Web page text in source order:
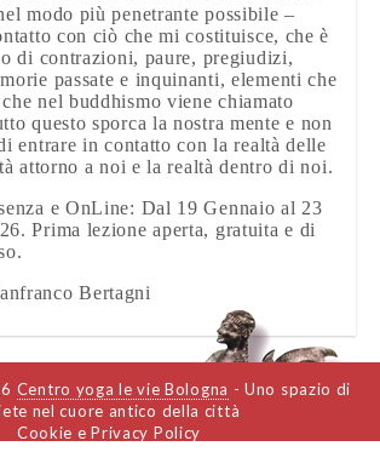
modo più penetrante possibile –
con ciò che mi costituisce, che è
di contrazioni, paure, pregiudizi,
passate e inquinanti, elementi che
nel buddhismo viene chiamato
questo sporca la nostra mente e non
entrare in contatto con la realtà delle
attorno a noi e la realtà dentro di noi.
e OnLine: Dal 19 Gennaio al 23
Prima lezione aperta, gratuita e di
Bertagni
Centro yoga le vie Bologna - Uno spazio di
nel cuore antico della città
Cookie e Privacy Policy